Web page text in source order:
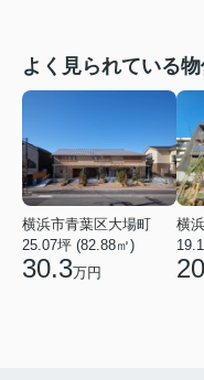
よく見られている
横浜市青葉区大場町
25.07坪 (82.88㎡)
30.3万円